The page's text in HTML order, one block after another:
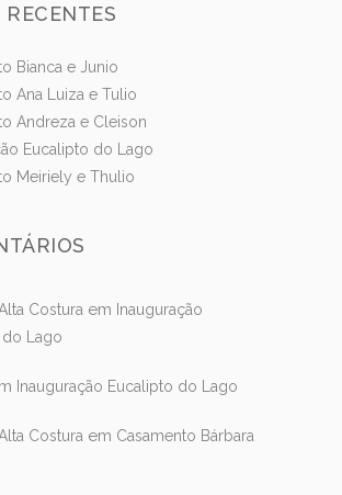
RECENTES
Bianca e Junio
Ana Luiza e Tulio
Andreza e Cleison
Eucalipto do Lago
Meiriely e Thulio
Costura em Inauguração
do Lago
Inauguração Eucalipto do Lago
Costura em Casamento Bárbara